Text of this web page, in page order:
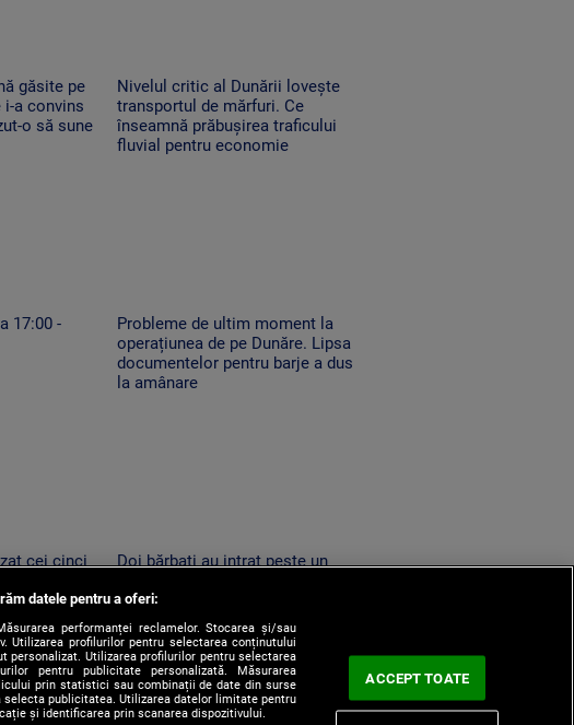
găsite pe
i-a convins
o să sune
Nivelul critic al Dunării lovește
transportul de mărfuri. Ce
înseamnă prăbușirea traficului
fluvial pentru economie
17:00 -
Probleme de ultim moment la
operațiunea de pe Dunăre. Lipsa
documentelor pentru barje a dus
la amânare
cei cinci
Doi bărbați au intrat peste un
noapte în Horezu. L-au amenințat
cu moartea și l-au jefuit
datele pentru a oferi:
performanței reclamelor. Stocarea și/sau
Utilizarea profilurilor pentru selectarea conținutului
personalizat. Utilizarea profilurilor pentru selectarea
pentru publicitate personalizată. Măsurarea
prin statistici sau combinații de date din surse
publicitatea. Utilizarea datelor limitate pentru
și identificarea prin scanarea dispozitivului.
ACCEPT TOATE